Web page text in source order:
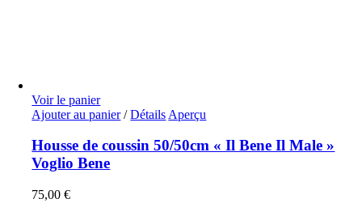
Voir le panier
Ajouter au panier / Détails Aperçu
Housse de coussin 50/50cm « Il Bene Il Male »
Voglio Bene
75,00€